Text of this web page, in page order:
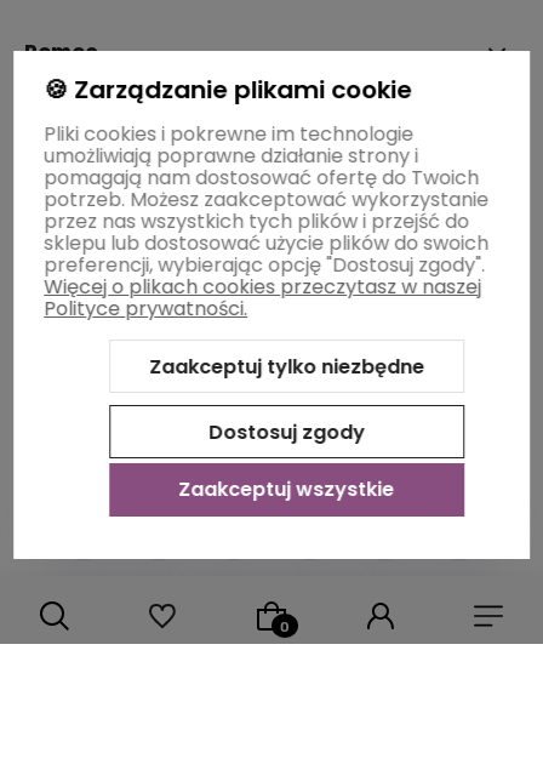
Pomoc
Moje konto
Płatności i dostawa
Informacje
3.0™
od GrowCommerce
🍪 Zarządzanie plikami cookie
Pliki cookies i pokrewne im technologie
umożliwiają poprawne działanie strony i
pomagają nam dostosować ofertę do Twoich
potrzeb. Możesz zaakceptować wykorzystanie
przez nas wszystkich tych plików i przejść do
sklepu lub dostosować użycie plików do swoich
preferencji, wybierając opcję "Dostosuj zgody".
Więcej o plikach cookies przeczytasz w naszej
Polityce prywatności.
Zaakceptuj tylko niezbędne
Dostosuj zgody
Zaakceptuj wszystkie